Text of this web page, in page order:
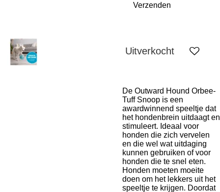
Verzenden
Uitverkocht
De Outward Hound Orbee-
Tuff Snoop is een
awardwinnend speeltje dat
het hondenbrein uitdaagt en
stimuleert. Ideaal voor
honden die zich vervelen
en die wel wat uitdaging
kunnen gebruiken of voor
honden die te snel eten.
Honden moeten moeite
doen om het lekkers uit het
speeltje te krijgen. Doordat